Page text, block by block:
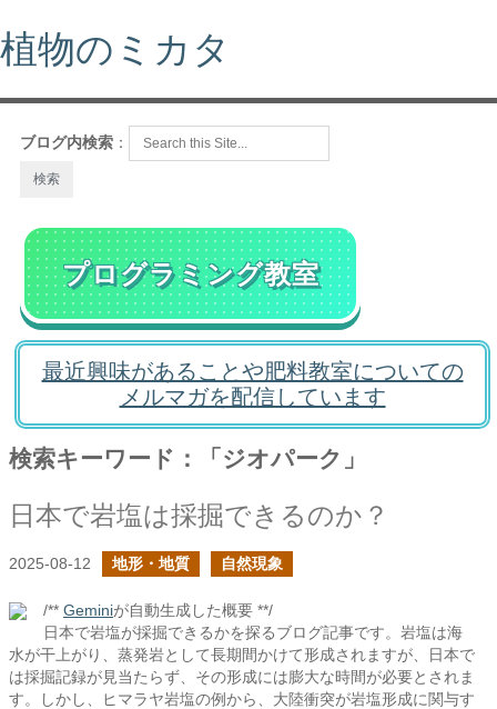
植物のミカタ
ブログ内検索 ：
プログラミング教室
最近興味があることや肥料教室についての
メルマガを配信しています
検索キーワード：「ジオパーク」
日本で岩塩は採掘できるのか？
2025-08-12 地形・地質 自然現象
/** Geminiが自動生成した概要 **/
日本で岩塩が採掘できるかを探るブログ記事です。岩塩は海
水が干上がり、蒸発岩として長期間かけて形成されますが、日本で
は採掘記録が見当たらず、その形成には膨大な時間が必要とされま
す。しかし、ヒマラヤ岩塩の例から、大陸衝突が岩塩形成に関与す